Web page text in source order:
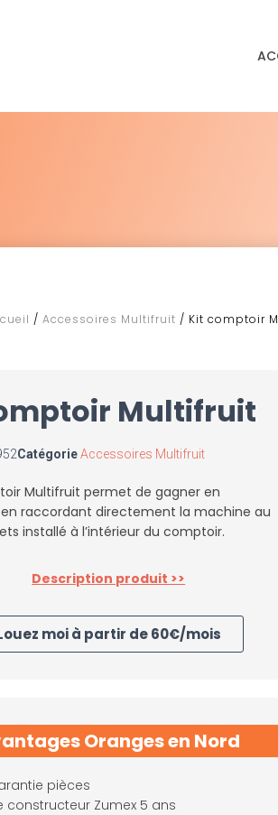
/ Accessoires Multifruit / Kit comptoir
Multifruit
Catégorie Accessoires Multifruit
Multifruit permet de gagner en
raccordant directement la machine au
installé à l’intérieur du comptoir.
Description produit >>
moi à partir de 60€/mois
Oranges en Nord
pièces
constructeur Zumex 5 ans